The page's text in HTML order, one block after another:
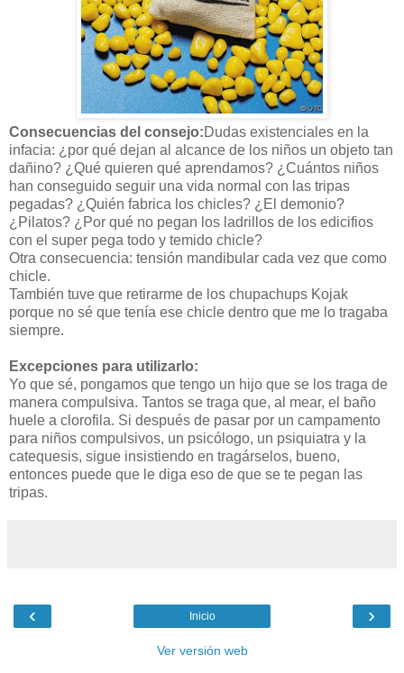
Consecuencias del consejo:Dudas existenciales en la
infacia: ¿por qué dejan al alcance de los niños un objeto tan
dañino? ¿Qué quieren qué aprendamos? ¿Cuántos niños
han conseguido seguir una vida normal con las tripas
pegadas? ¿Quién fabrica los chicles? ¿El demonio?
¿Pilatos? ¿Por qué no pegan los ladrillos de los edicifios
con el super pega todo y temido chicle?
Otra consecuencia: tensión mandibular cada vez que como
chicle.
También tuve que retirarme de los chupachups Kojak
porque no sé que tenía ese chicle dentro que me lo tragaba
siempre.
Excepciones para utilizarlo:
Yo que sé, pongamos que tengo un hijo que se los traga de
manera compulsiva. Tantos se traga que, al mear, el baño
huele a clorofila. Si después de pasar por un campamento
para niños compulsivos, un psicólogo, un psiquiatra y la
catequesis, sigue insistiendo en tragárselos, bueno,
entonces puede que le diga eso de que se te pegan las
tripas.
‹ ›
Inicio
Ver versión web